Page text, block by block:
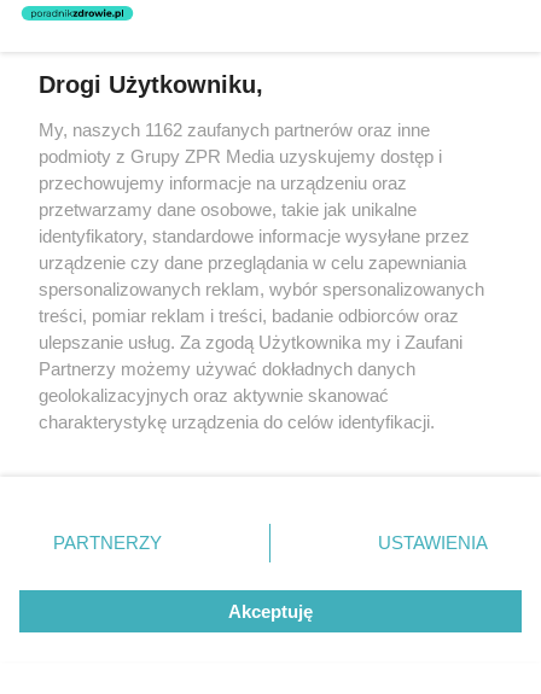
Drogi Użytkowniku,
My, naszych 1162 zaufanych partnerów oraz inne
podmioty z Grupy ZPR Media uzyskujemy dostęp i
przechowujemy informacje na urządzeniu oraz
przetwarzamy dane osobowe, takie jak unikalne
identyfikatory, standardowe informacje wysyłane przez
urządzenie czy dane przeglądania w celu zapewniania
spersonalizowanych reklam, wybór spersonalizowanych
treści, pomiar reklam i treści, badanie odbiorców oraz
ulepszanie usług. Za zgodą Użytkownika my i Zaufani
Partnerzy możemy używać dokładnych danych
geolokalizacyjnych oraz aktywnie skanować
charakterystykę urządzenia do celów identyfikacji.
zmienić/wycofać klikając przycisk ustawień prywatności
znajdujący się w lewym dolnym rogu strony
rodzaje przetwarzania danych nie wymagają zgody
użytkownika, ale masz prawo sprzeciwić się takiemu
przetwarzaniu. Preferencje będą miały zastosowanie tylko
PARTNERZY USTAWIENIA
Akceptuję